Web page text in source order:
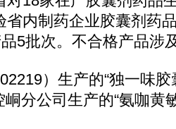
省内制药企业胶囊剂药
5批次。不合格产品涉
）生产的“独一味胶
分公司生产的“氨咖黄